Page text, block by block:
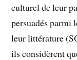
culturel de leur
persuadés parmi
leur littérature
ils considèrent